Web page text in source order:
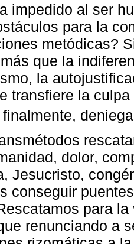
impedido al ser
para la
metódicas?
que la
la
transfiere la
dolor,
Jesucristo,
conseguir
para
renunciando a